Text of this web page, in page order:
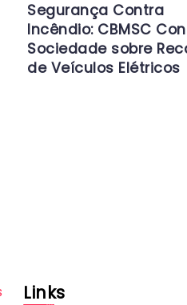
Segurança Contra
Incêndio: CBMSC
Sociedade sobre
de Veículos Elétricos
Links